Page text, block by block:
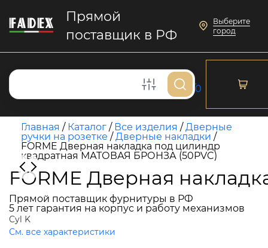
Прямой
поставщик в РФ
Выберите
город
0
Главная / Каталог / Все изделия /Дверные
ручки на розетке /Дверные накладки /
FORME Дверная накладка под цилиндр
квадратная МАТОВАЯ БРОНЗА (50PVC)
FORME Дверная
Прямой поставщик фурнитуры в РФ
5 лет гарантия на корпус и работу механизмов
Cyl K
См. все характеристики